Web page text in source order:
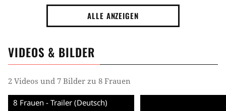
ALLE ANZEIGEN
VIDEOS & BILDER
2 Videos und 7 Bilder zu 8 Frauen
8 Frauen - Trailer (Deutsch)